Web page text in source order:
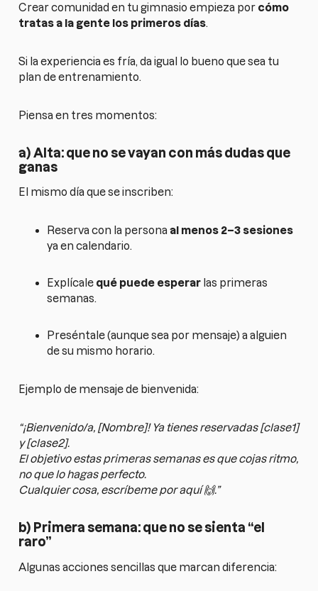
Crear comunidad en tu gimnasio empieza por cómo
tratas a la gente los primeros días.
Si la experiencia es fría, da igual lo bueno que sea tu
plan de entrenamiento.
Piensa en tres momentos:
a) Alta: que no se vayan con más dudas que
ganas
El mismo día que se inscriben:
Reserva con la personaal menos 2–3 sesiones
ya en calendario.
Explícale qué puede esperar las primeras
semanas.
Preséntale (aunque sea por mensaje) a alguien
de su mismo horario.
Ejemplo de mensaje de bienvenida:
“¡Bienvenido/a, [Nombre]! Ya tienes reservadas [clase1]
y [clase2].
El objetivo estas primeras semanas es que cojas ritmo,
no que lo hagas perfecto.
Cualquier cosa, escríbeme por aquí 🙌.”
b) Primera semana: que no se sienta “el
raro”
Algunas acciones sencillas que marcan diferencia: